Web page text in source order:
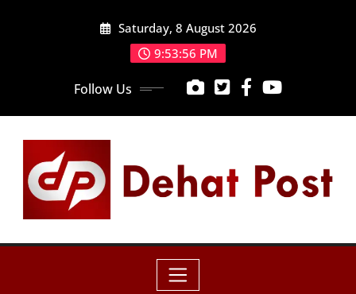
Saturday, 8 August 2026
9:53:57 PM
Follow Us